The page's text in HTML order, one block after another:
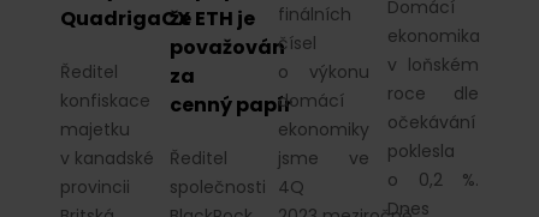
QuadrigaCX
Ředitel
konfiskace
majetku
v kanadské
provincii
že ETH je
považován
za
cenný papír
Ředitel
společnosti
finálních
čísel
o výkonu
domácí
ekonomiky
jsme ve
4Q
Domácí
ekonomika
v loňském
roce dle
očekávání
poklesla
o 0,2 %.
Dnes